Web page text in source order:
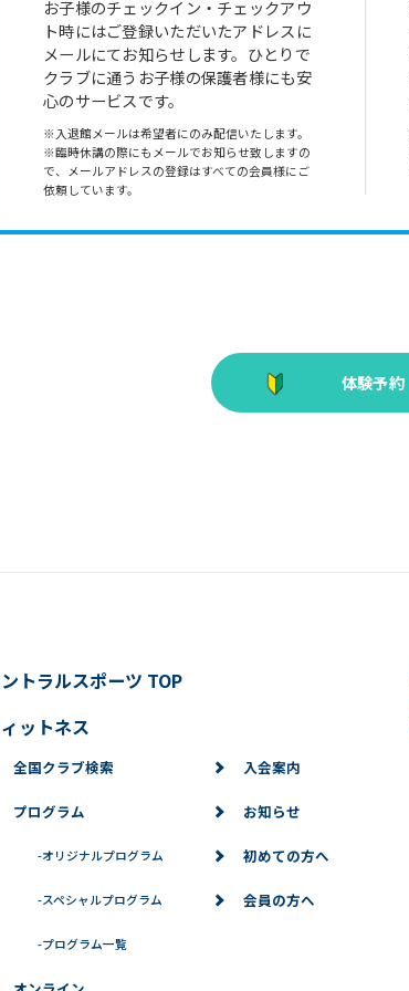
お子様のチェックイン・チェックアウ
ト時にはご登録いただいたアドレスに
メールにてお知らせします。ひとりで
クラブに通うお子様の保護者様にも安
心のサービスです。
※入退館メールは希望者にのみ配信いたします。
※臨時休講の際にもメールでお知らせ致しますの
で、メールアドレスの登録はすべての会員様にご
依頼しています。
体験予約
トラルスポーツ TOP
ットネス
全国クラブ検索
プログラム
-オリジナルプログラム
-スペシャルプログラム
-プログラム一覧
入会案内
お知らせ
初めての方へ
会員の方へ